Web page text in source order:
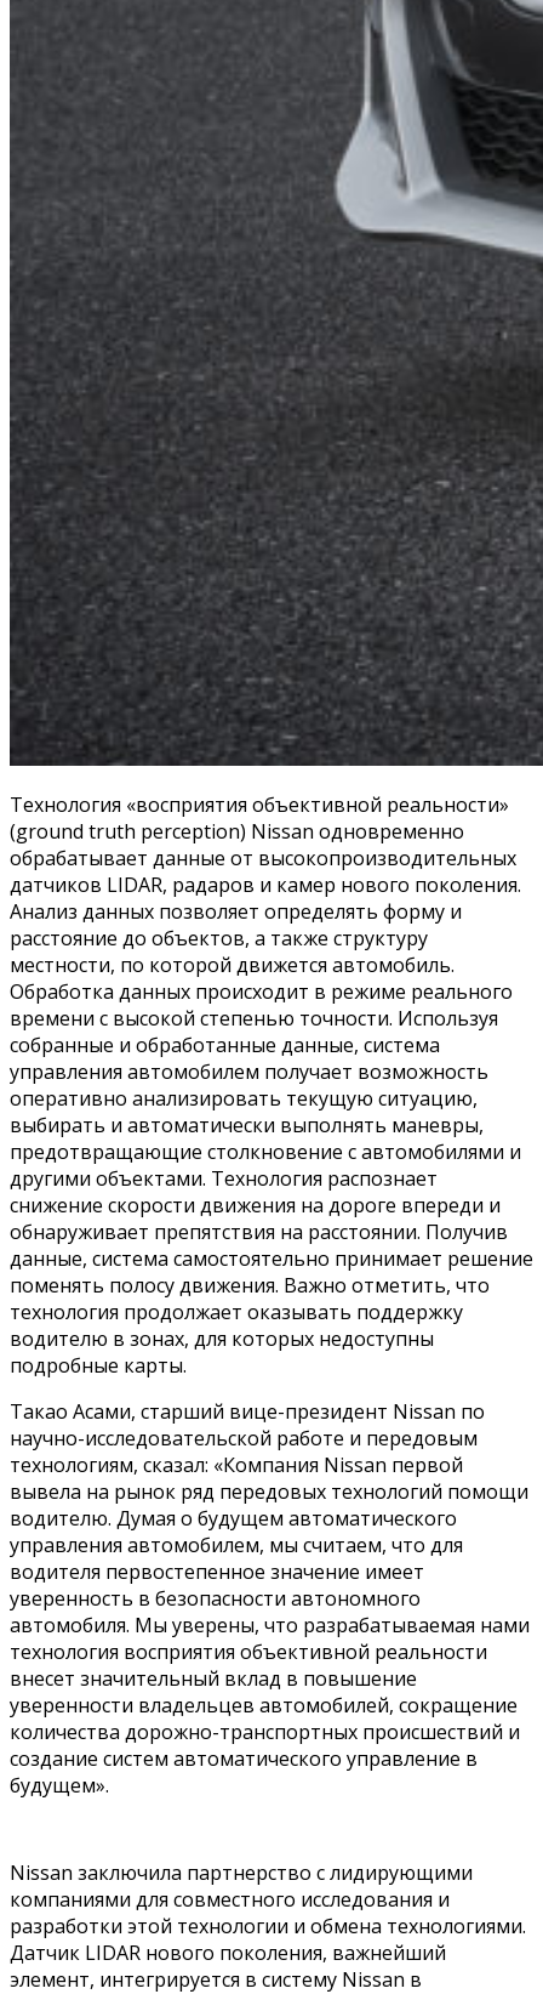
Технология «восприятия объективной реальности»
(ground truth perception) Nissan одновременно
обрабатывает данные от высокопроизводительных
датчиков LIDAR, радаров и камер нового поколения.
Анализ данных позволяет определять форму и
расстояние до объектов, а также структуру
местности, по которой движется автомобиль.
Обработка данных происходит в режиме реального
времени с высокой степенью точности. Используя
собранные и обработанные данные, система
управления автомобилем получает возможность
оперативно анализировать текущую ситуацию,
выбирать и автоматически выполнять маневры,
предотвращающие столкновение с автомобилями и
другими объектами. Технология распознает
снижение скорости движения на дороге впереди и
обнаруживает препятствия на расстоянии. Получив
данные, система самостоятельно принимает решение
поменять полосу движения. Важно отметить, что
технология продолжает оказывать поддержку
водителю в зонах, для которых недоступны
подробные карты.
Такао Асами, старший вице-президент Nissan по
научно-исследовательской работе и передовым
технологиям, сказал: «Компания Nissan первой
вывела на рынок ряд передовых технологий помощи
водителю. Думая о будущем автоматического
управления автомобилем, мы считаем, что для
водителя первостепенное значение имеет
уверенность в безопасности автономного
автомобиля. Мы уверены, что разрабатываемая нами
технология восприятия объективной реальности
внесет значительный вклад в повышение
уверенности владельцев автомобилей, сокращение
количества дорожно-транспортных происшествий и
создание систем автоматического управление в
будущем».
Nissan заключила партнерство с лидирующими
компаниями для совместного исследования и
разработки этой технологии и обмена технологиями.
Датчик LIDAR нового поколения, важнейший
элемент, интегрируется в систему Nissan в